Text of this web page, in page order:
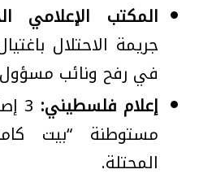
المكتب الإعلامي
جريمة الاحتلال
في رفح ونائب
إعلام فلسطيني:
3
مستوطنة “بيت
المحتلة.